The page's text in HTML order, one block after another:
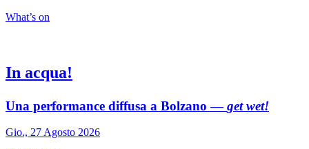
What’s on
In acqua!
Una performance diffusa a Bolzano —get wet!
Gio., 27 Agosto 2026